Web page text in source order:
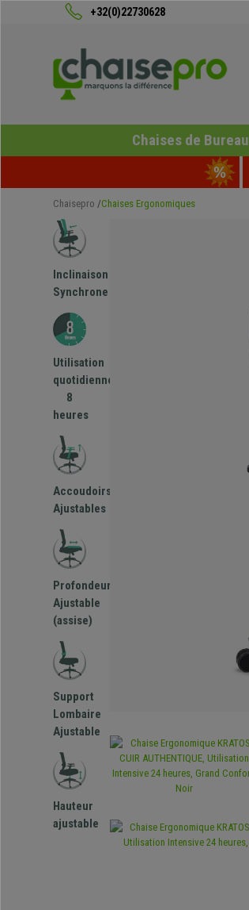
+32(0)22730628
Chaises de Bureau
Chaisepro Chaises Ergonomiques
Inclinaison
Synchrone
Utilisation
quotidienne
8
heures
Accoudoirs
Ajustables
Profondeur
Ajustable
(assise)
Support
Lombaire
Ajustable
Hauteur
ajustable